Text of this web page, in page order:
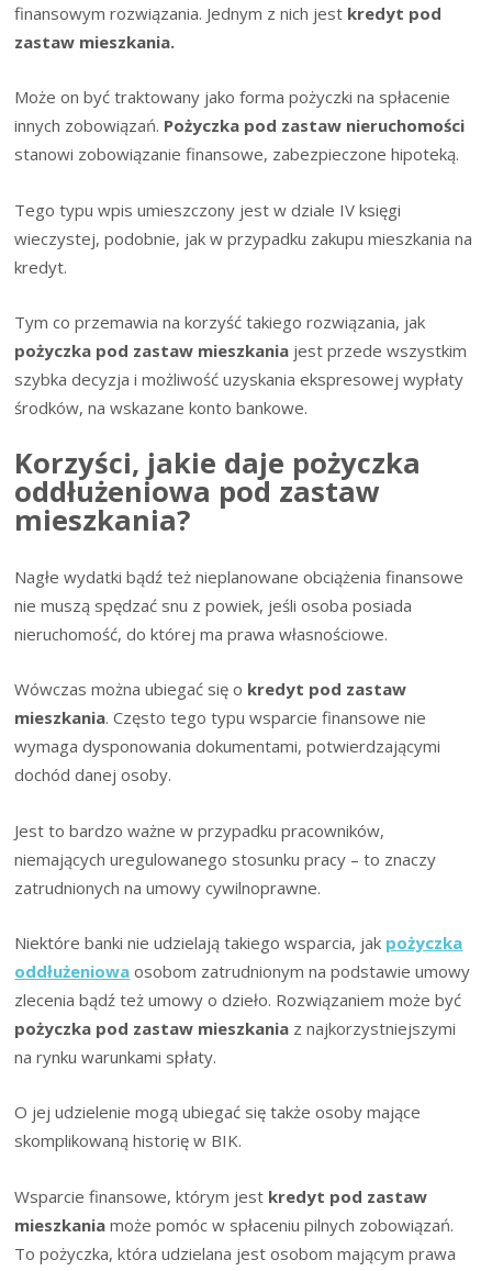
finansowym rozwiązania. Jednym z nich jest kredyt pod
zastaw mieszkania.
Może on być traktowany jako forma pożyczki na spłacenie
innych zobowiązań. Pożyczka pod zastaw nieruchomości
stanowi zobowiązanie finansowe, zabezpieczone hipoteką.
Tego typu wpis umieszczony jest w dziale IV księgi
wieczystej, podobnie, jak w przypadku zakupu mieszkania na
kredyt.
Tym co przemawia na korzyść takiego rozwiązania, jak
pożyczka pod zastaw mieszkania jest przede wszystkim
szybka decyzja i możliwość uzyskania ekspresowej wypłaty
środków, na wskazane konto bankowe.
Korzyści, jakie daje pożyczka
oddłużeniowa pod zastaw
mieszkania?
Nagłe wydatki bądź też nieplanowane obciążenia finansowe
nie muszą spędzać snu z powiek, jeśli osoba posiada
nieruchomość, do której ma prawa własnościowe.
Wówczas można ubiegać się o kredyt pod zastaw
mieszkania. Często tego typu wsparcie finansowe nie
wymaga dysponowania dokumentami, potwierdzającymi
dochód danej osoby.
Jest to bardzo ważne w przypadku pracowników,
niemających uregulowanego stosunku pracy – to znaczy
zatrudnionych na umowy cywilnoprawne.
Niektóre banki nie udzielają takiego wsparcia, jak pożyczka
oddłużeniowa osobom zatrudnionym na podstawie umowy
zlecenia bądź też umowy o dzieło. Rozwiązaniem może być
pożyczka pod zastaw mieszkania z najkorzystniejszymi
na rynku warunkami spłaty.
O jej udzielenie mogą ubiegać się także osoby mające
skomplikowaną historię w BIK.
Wsparcie finansowe, którym jest kredyt pod zastaw
mieszkania może pomóc w spłaceniu pilnych zobowiązań.
To pożyczka, która udzielana jest osobom mającym prawa